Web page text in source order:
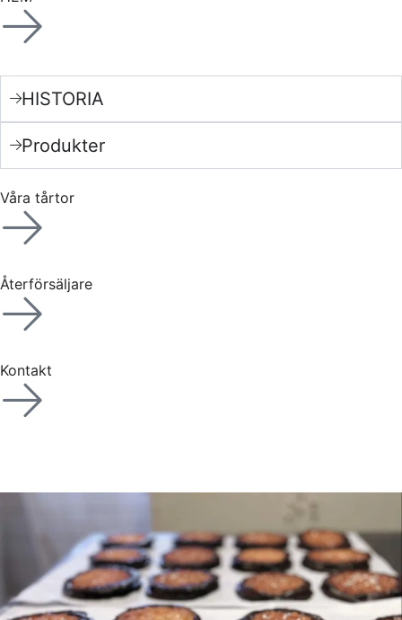
HISTORIA
Produkter
Våra tårtor
Återförsäljare
Kontakt